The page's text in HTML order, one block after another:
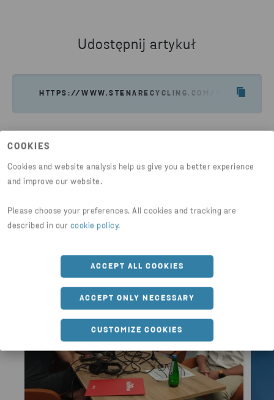
COOKIES
Cookies and website analysis help us give you a better experience
and improve our website.
Please choose your preferences. All cookies and tracking are
described in our cookie policy.
ACCEPT ALL COOKIES
ACCEPT ONLY NECESSARY
CUSTOMIZE COOKIES
Udostępnij artykuł
HTTPS://WWW.STENARECYCLING.COM/PL/